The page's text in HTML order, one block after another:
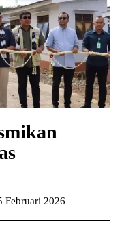
Februari 2026